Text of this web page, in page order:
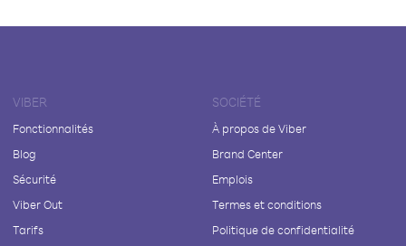
VIBER
Fonctionnalités
Blog
Sécurité
Viber Out
Tarifs
SOCIÉTÉ
À propos de Viber
Brand Center
Emplois
Termes et conditions
Politique de confidentialité